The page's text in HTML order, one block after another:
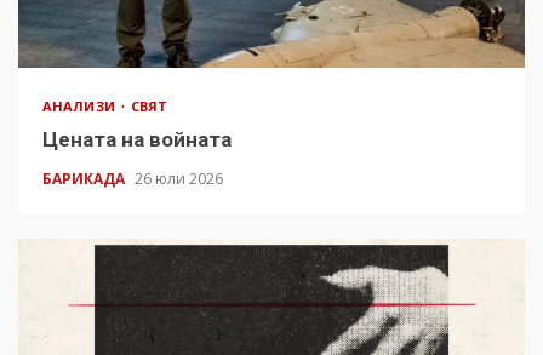
АНАЛИЗИ СВЯТ
Цената на войната
БАРИКАДА 26 юли 2026